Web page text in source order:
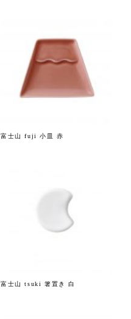
富士山 fuji 小皿 赤
富士山 tsuki 箸置き 白